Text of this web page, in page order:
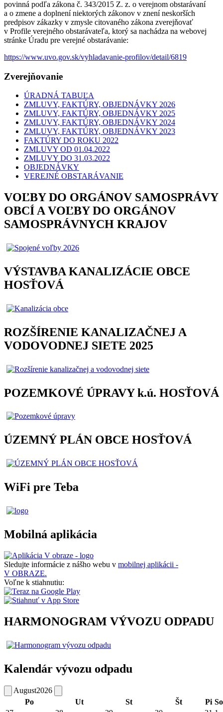
povinná podľa zákona č. 343/2015 Z. z. o verejnom obstarávaní
a o zmene a doplnení niektorých zákonov v znení neskorších
predpisov zákazky v zmysle citovaného zákona zverejňovať
v Profile verejného obstarávateľa, ktorý sa nachádza na webovej
stránke Úradu pre verejné obstarávanie:
https://www.uvo.gov.sk/vyhladavanie-profilov/detail/6819
Zverejňovanie
ÚRADNÁ TABUĽA
ZMLUVY, FAKTÚRY, OBJEDNÁVKY 2026
ZMLUVY, FAKTÚRY, OBJEDNÁVKY 2025
ZMLUVY, FAKTÚRY, OBJEDNÁVKY 2024
ZMLUVY, FAKTÚRY, OBJEDNÁVKY 2023
FAKTÚRY DO ROKU 2022
ZMLUVY OD 01.04.2022
ZMLUVY DO 31.03.2022
OBJEDNÁVKY
VEREJNÉ OBSTARÁVANIE
VOĽBY DO ORGÁNOV SAMOSPRÁVY
OBCÍ A VOĽBY DO ORGÁNOV
SAMOSPRÁVNYCH KRAJOV
VÝSTAVBA KANALIZÁCIE OBCE
HOSŤOVÁ
ROZŠÍRENIE KANALIZAČNEJ A
VODOVODNEJ SIETE 2025
POZEMKOVÉ ÚPRAVY k.ú. HOSŤOVÁ
ÚZEMNÝ PLÁN OBCE HOSŤOVÁ
WiFi pre Teba
Mobilná aplikácia
Sledujte informácie z nášho webu v mobilnej aplikácii -
V OBRAZE.
Voľne k stiahnutiu:
HARMONOGRAM VÝVOZU ODPADU
Kalendár vývozu odpadu
August2026
Po
Ut St Št Pi So